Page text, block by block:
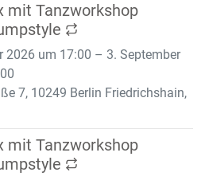
mit Tanzworkshop
2026 um 17:00 – 3. September
7, 10249 Berlin Friedrichshain,
mit Tanzworkshop